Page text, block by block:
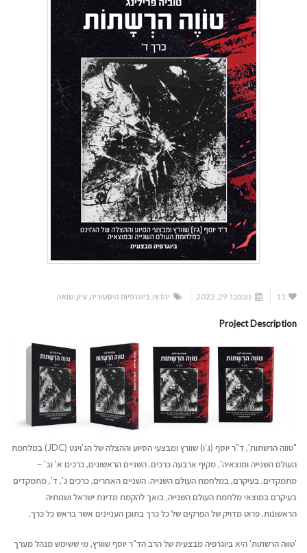
11 נובמבר 29, 2022 יהדות ביוגרפיות היסטוריה ,עיון שואה
Project Description
"טווה הרשתות', ד"ר יוסף (ג'ו) שוורץ ומבצעי הסיוע וההצלה של הג'וינט (JDC) במלחמת
העולם השנייה ומוצאיה', מקיף ארבעה כרכים. השניים הראשונים, כרכים א' וב' –
מתמקדים, בעיקרם, במלחמת העולם השנייה. השניים האחרים, כרכים ג', ד', מתמקדים
בעיקרם במוצאי מלחמת העולם השנייה, בואך להקמת מדינת ישראל ושנותיה
הראשונות. פרוט מדויק של הפרקים של כל כרך בתוכן העניינים אשר בראש כל כרך.
'טווה הרשתות' היא ביוגרפיה מבצעית של הרב הד"ר יוסף שוורץ, מי ששימש מנהל מערך